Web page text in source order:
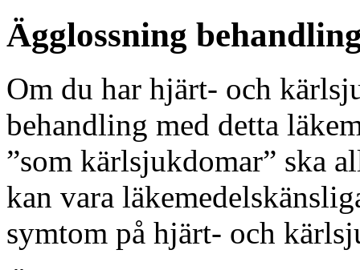
Ägglossning
Om du har hjärt- och
behandling med detta
”som kärlsjukdomar” ska
kan vara
symtom på hjärt- och